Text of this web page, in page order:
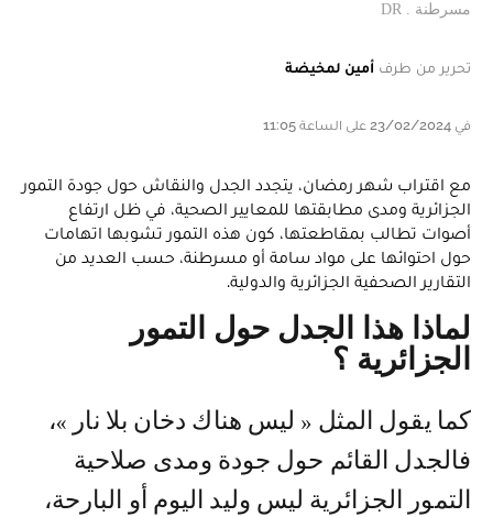
مسرطنة . DR
تحرير من طرف أمين لمخيضة
في 23/02/2024 على الساعة 11:05
مع اقتراب شهر رمضان، يتجدد الجدل والنقاش حول جودة التمور
الجزائرية ومدى مطابقتها للمعايير الصحية، في ظل ارتفاع
أصوات تطالب بمقاطعتها، كون هذه التمور تشوبها اتهامات
حول احتوائها على مواد سامة أو مسرطنة، حسب العديد من
التقارير الصحفية الجزائرية والدولية.
لماذا هذا الجدل حول التمور
الجزائرية ؟
كما يقول المثل « ليس هناك دخان بلا نار »،
فالجدل القائم حول جودة ومدى صلاحية
التمور الجزائرية ليس وليد اليوم أو البارحة،